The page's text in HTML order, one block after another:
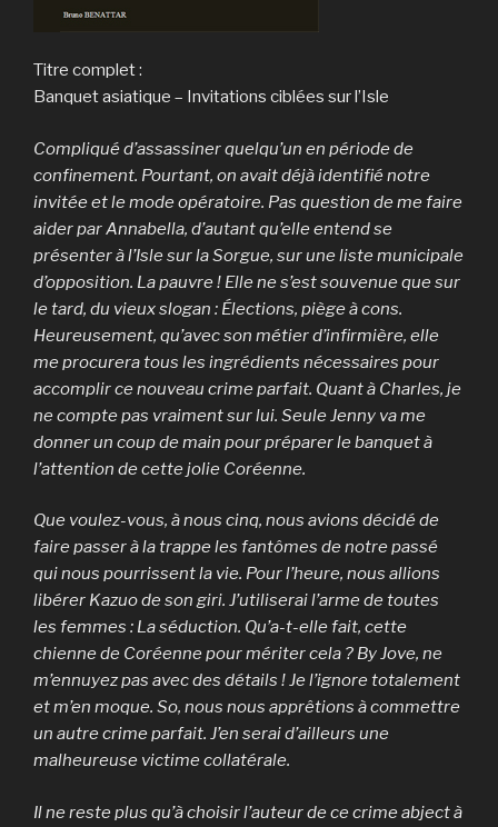
Titre complet :
Banquet asiatique – Invitations ciblées sur l’Isle
Compliqué d’assassiner quelqu’un en période de
confinement. Pourtant, on avait déjà identifié notre
invitée et le mode opératoire. Pas question de me faire
aider par Annabella, d’autant qu’elle entend se
présenter à l’Isle sur la Sorgue, sur une liste municipale
d’opposition. La pauvre ! Elle ne s’est souvenue que sur
le tard, du vieux slogan : Élections, piège à cons.
Heureusement, qu’avec son métier d’infirmière, elle
me procurera tous les ingrédients nécessaires pour
accomplir ce nouveau crime parfait. Quant à Charles, je
ne compte pas vraiment sur lui. Seule Jenny va me
donner un coup de main pour préparer le banquet à
l’attention de cette jolie Coréenne.
Que voulez-vous, à nous cinq, nous avions décidé de
faire passer à la trappe les fantômes de notre passé
qui nous pourrissent la vie. Pour l’heure, nous allions
libérer Kazuo de son giri. J’utiliserai l’arme de toutes
les femmes : La séduction. Qu’a-t-elle fait, cette
chienne de Coréenne pour mériter cela ? By Jove, ne
m’ennuyez pas avec des détails ! Je l’ignore totalement
et m’en moque. So, nous nous apprêtions à commettre
un autre crime parfait. J’en serai d’ailleurs une
malheureuse victime collatérale.
Il ne reste plus qu’à choisir l’auteur de ce crime abject à